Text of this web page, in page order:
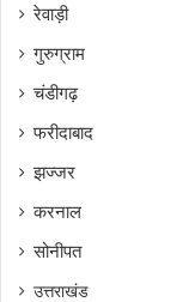
रेवाड़ी
गुरुग्राम
चंडीगढ़
फरीदाबाद
झज्जर
करनाल
सोनीपत
उत्तराखंड